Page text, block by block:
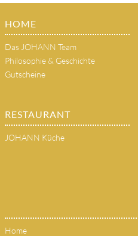
HOME
Das JOHANN Team
Philosophie & Geschichte
Gutscheine
RESTAURANT
JOHANN Küche
Home